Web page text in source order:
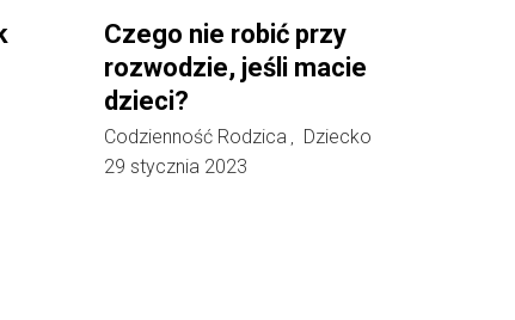
Czego nie robić przy
rozwodzie, jeśli macie
dzieci?
Codzienność Rodzica
Dziecko
29 stycznia 2023